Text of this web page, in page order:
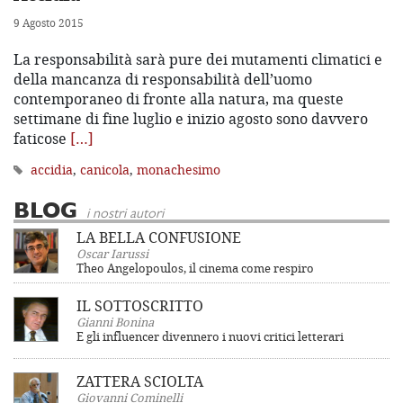
9 Agosto 2015
La responsabilità sarà pure dei mutamenti climatici e
della mancanza di responsabilità dell’uomo
contemporaneo di fronte alla natura, ma queste
settimane di fine luglio e inizio agosto sono davvero
faticose […]
accidia, canicola, monachesimo
BLOG i nostri autori
LA BELLA CONFUSIONE
Oscar Iarussi
Theo Angelopoulos, il cinema come respiro
IL SOTTOSCRITTO
Gianni Bonina
E gli influencer divennero i nuovi critici letterari
ZATTERA SCIOLTA
Giovanni Cominelli